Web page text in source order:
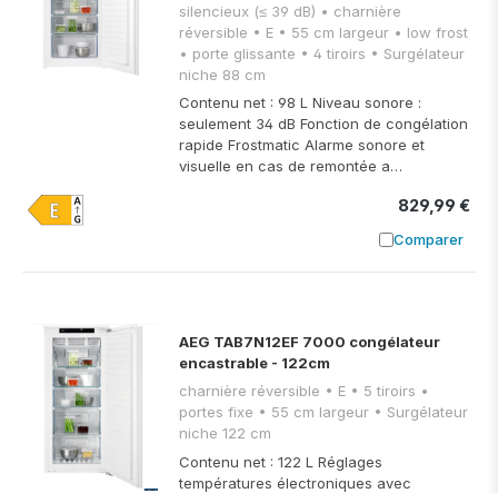
silencieux (≤ 39 dB) • charnière
réversible • E • 55 cm largeur • low frost
• porte glissante • 4 tiroirs • Surgélateur
niche 88 cm
Contenu net : 98 L Niveau sonore :
seulement 34 dB Fonction de congélation
rapide Frostmatic Alarme sonore et
visuelle en cas de remontée a…
829,99 €
Comparer
Ajouter à
AEG TAB7N12EF 7000 congélateur
encastrable - 122cm
charnière réversible • E • 5 tiroirs •
portes fixe • 55 cm largeur • Surgélateur
niche 122 cm
Contenu net : 122 L Réglages
températures électroniques avec